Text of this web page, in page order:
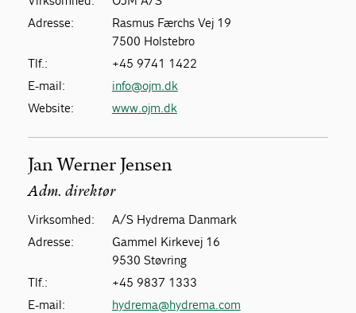
Adresse:
Rasmus Færchs Vej 19
7500 Holstebro
Tlf.:
+45 9741 1422
E-mail:
info@ojm.dk
Website:
www.ojm.dk
Jan Werner Jensen
Adm. direktør
Virksomhed:
A/S Hydrema Danmark
Adresse:
Gammel Kirkevej 16
9530 Støvring
Tlf.:
+45 9837 1333
E-mail:
hydrema@hydrema.com